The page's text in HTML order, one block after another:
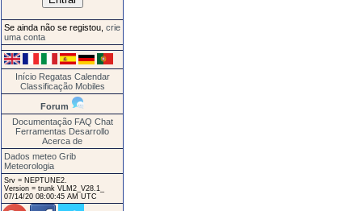
Se ainda não se registou, crie
uma conta
Início Regatas Calendar
Classificação Mobiles
Forum
Documentação FAQ Chat
Ferramentas Desarrollo
Acerca de
Dados meteo Grib
Meteorologia
Srv = NEPTUNE2.
Version = trunk VLM2_V28.1_
07/14/20 08:00:45 AM UTC